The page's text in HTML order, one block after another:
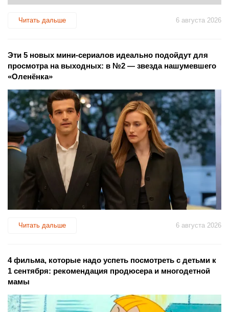
Читать дальше 6 августа 2026
Эти 5 новых мини-сериалов идеально подойдут для
просмотра на выходных: в №2 — звезда нашумевшего
«Оленёнка»
Читать дальше 6 августа 2026
4 фильма, которые надо успеть посмотреть с детьми к
1 сентября: рекомендация продюсера и многодетной
мамы